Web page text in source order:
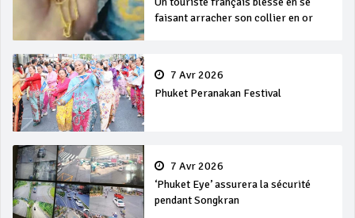
faisant arracher son collier en or
7 Avr 2026
Phuket Peranakan Festival
7 Avr 2026
‘Phuket Eye’ assurera la sécurité
pendant Songkran